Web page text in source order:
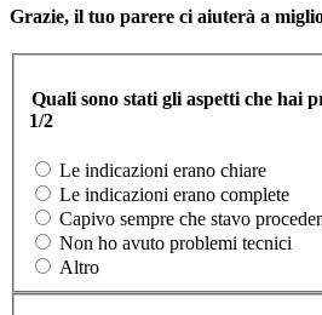
Grazie, il tuo parere ci aiuterà a
Quali sono stati gli aspetti che hai
1/2
Le indicazioni erano chiare
Le indicazioni erano complete
Capivo sempre che stavo
Non ho avuto problemi tecnici
Altro